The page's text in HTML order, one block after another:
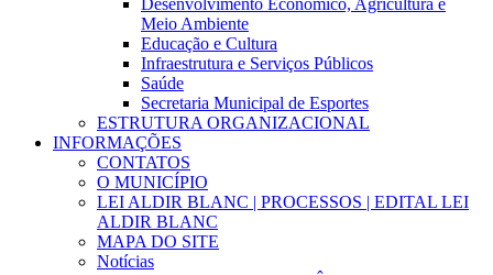
Desenvolvimento Econômico, Agricultura e
Meio Ambiente
Educação e Cultura
Infraestrutura e Serviços Públicos
Saúde
Secretaria Municipal de Esportes
ESTRUTURA ORGANIZACIONAL
INFORMAÇÕES
CONTATOS
O MUNICÍPIO
LEI ALDIR BLANC | PROCESSOS | EDITAL LEI
ALDIR BLANC
MAPA DO SITE
Notícias